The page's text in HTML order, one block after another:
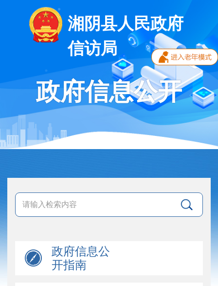
湘阴县人民政府
信访局
政府信息公开
政府信息公
开指南